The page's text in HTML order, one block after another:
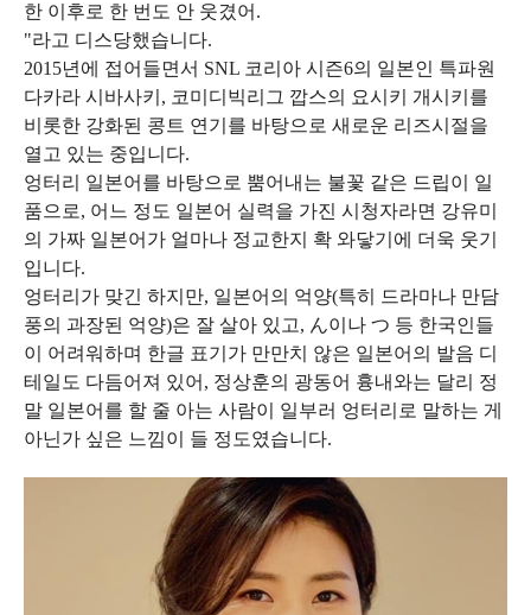
한 이후로 한 번도 안 웃겼어.
"라고 디스당했습니다.
2015년에 접어들면서 SNL 코리아 시즌6의 일본인 특파원
다카라 시바사키, 코미디빅리그 깝스의 요시키 개시키를
비롯한 강화된 콩트 연기를 바탕으로 새로운 리즈시절을
열고 있는 중입니다.
엉터리 일본어를 바탕으로 뿜어내는 불꽃 같은 드립이 일
품으로, 어느 정도 일본어 실력을 가진 시청자라면 강유미
의 가짜 일본어가 얼마나 정교한지 확 와닿기에 더욱 웃기
입니다.
엉터리가 맞긴 하지만, 일본어의 억양(특히 드라마나 만담
풍의 과장된 억양)은 잘 살아 있고, ん이나 つ 등 한국인들
이 어려워하며 한글 표기가 만만치 않은 일본어의 발음 디
테일도 다듬어져 있어, 정상훈의 광동어 흉내와는 달리 정
말 일본어를 할 줄 아는 사람이 일부러 엉터리로 말하는 게
아닌가 싶은 느낌이 들 정도였습니다.